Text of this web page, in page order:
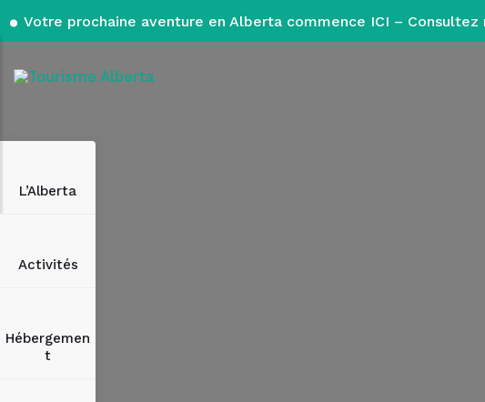
Votre prochaine aventure en Alberta commence ICI –
L’Alberta
Activités
Hébergemen
t